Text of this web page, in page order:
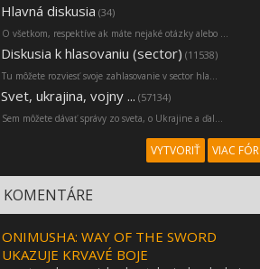
Hlavná diskusia (34)
O všetkom, respektíve ak máte nejaké otázky alebo ...
Diskusia k hlasovaniu (sector) (11538)
Tu môžete rozviesť svoje zahlasovanie v sector hla...
Svet, ukrajina, vojny ... (57134)
Sem môžete dávať správy zo sveta, o Ukrajine a ďal...
VYTVORIŤ VIAC FÓR
KOMENTÁRE
ONIMUSHA: WAY OF THE SWORD
UKAZUJE KRVAVÉ BOJE